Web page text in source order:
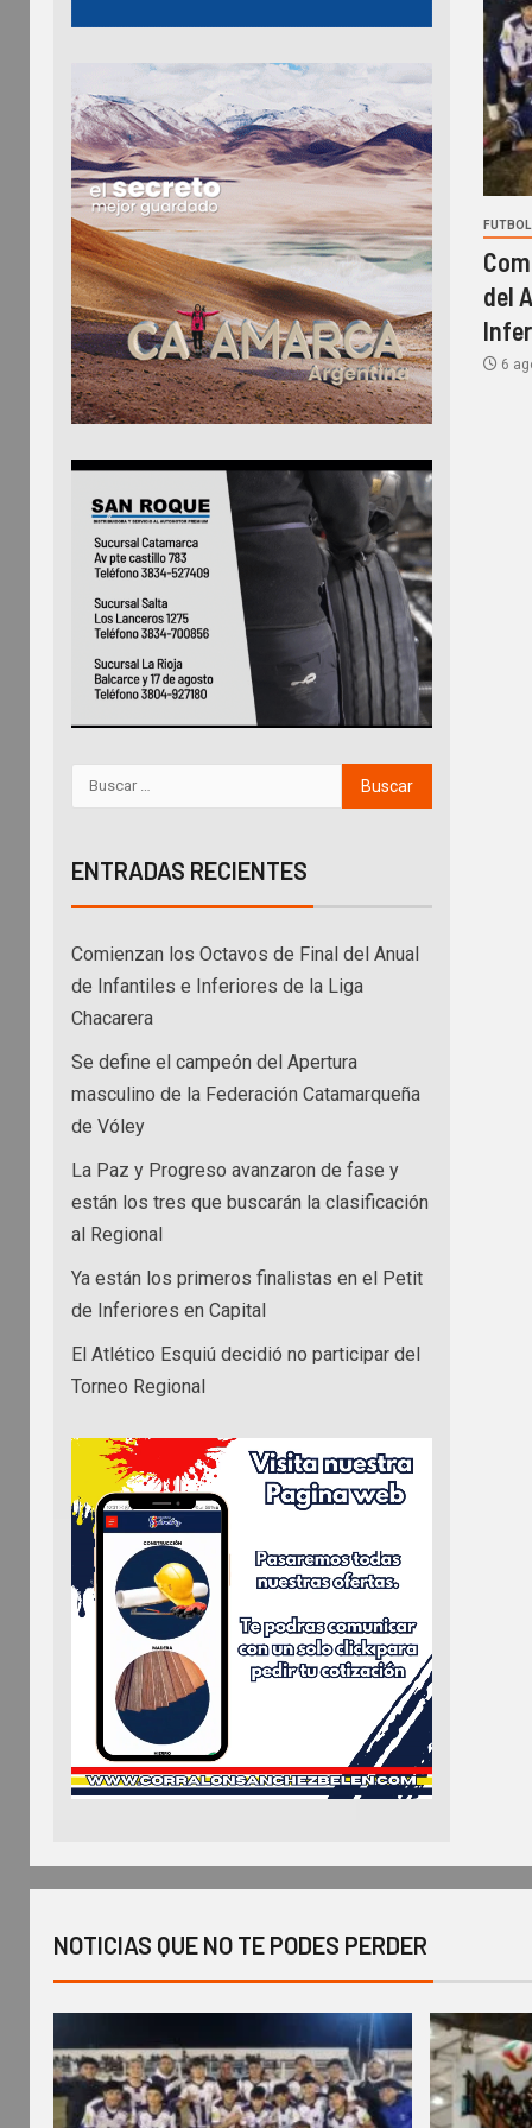
del
6
ENTRADAS RECIENTES
Comienzan los Octavos de Final del Anual
de Infantiles e Inferiores de la Liga
Chacarera
Se define el campeón del Apertura
masculino de la Federación Catamarqueña
de Vóley
La Paz y Progreso avanzaron de fase y
están los tres que buscarán la clasificación
al Regional
Ya están los primeros finalistas en el Petit
de Inferiores en Capital
El Atlético Esquiú decidió no participar del
Torneo Regional
NOTICIAS QUE NO TE PODES PERDER